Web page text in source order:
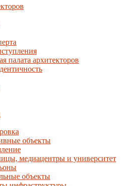
палата архитекторов
объекты
медиацентры и университет
объекты